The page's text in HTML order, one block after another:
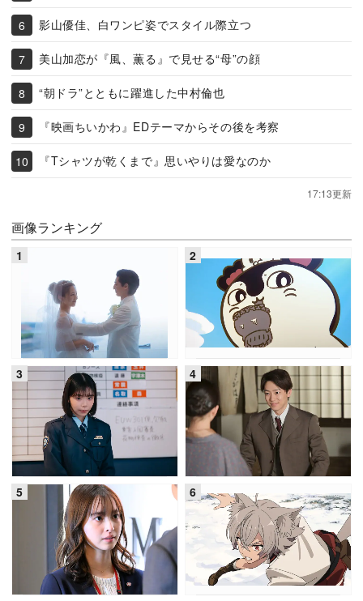
影山優佳、白ワンピ姿でスタイル際立つ
美山加恋が『風、薫る』で見せる“母”の顔
“朝ドラ”とともに躍進した中村倫也
『映画ちいかわ』EDテーマからその後を考察
『Tシャツが乾くまで』思いやりは愛なのか
17:13更新
画像ランキング